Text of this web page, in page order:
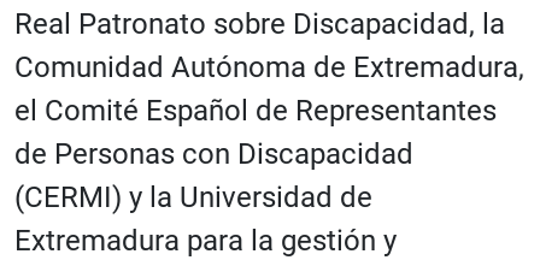
Real Patronato sobre Discapacidad, la
Comunidad Autónoma de Extremadura,
el Comité Español de Representantes
de Personas con Discapacidad
(CERMI) y la Universidad de
Extremadura para la gestión y